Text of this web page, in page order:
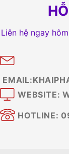
Liên hệ ngay
WEBSITE:
HOTLINE: